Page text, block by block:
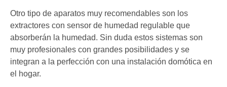
Otro tipo de aparatos muy recomendables son los
extractores con sensor de humedad regulable que
absorberán la humedad. Sin duda estos sistemas son
muy profesionales con grandes posibilidades y se
integran a la perfección con una instalación domótica en
el hogar.